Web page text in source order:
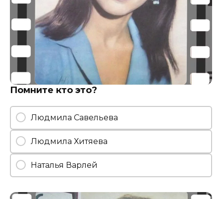
Помните кто это?
Людмила Савельева
Людмила Хитяева
Наталья Варлей